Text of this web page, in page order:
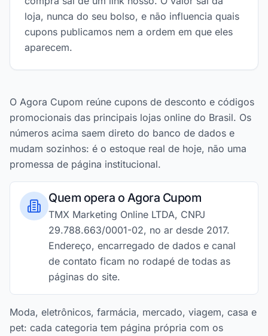
loja, nunca do seu bolso, e não influencia quais
cupons publicamos nem a ordem em que eles
aparecem.
O Agora Cupom reúne cupons de desconto e códigos
promocionais das principais lojas online do Brasil. Os
números acima saem direto do banco de dados e
mudam sozinhos: é o estoque real de hoje, não uma
promessa de página institucional.
Quem opera o Agora Cupom
TMX Marketing Online LTDA, CNPJ
29.788.663/0001-02, no ar desde 2017.
Endereço, encarregado de dados e canal
de contato ficam no rodapé de todas as
páginas do site.
Moda, eletrônicos, farmácia, mercado, viagem, casa e
pet: cada categoria tem página própria com os